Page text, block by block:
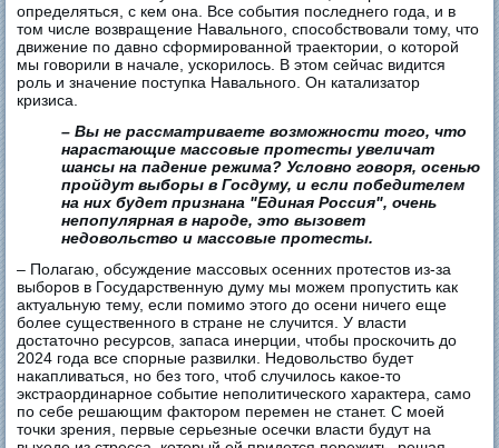
определяться, с кем она. Все события последнего года, и в
том числе возвращение Навального, способствовали тому, что
движение по давно сформированной траектории, о которой
мы говорили в начале, ускорилось. В этом сейчас видится
роль и значение поступка Навального. Он катализатор
кризиса.
– Вы не рассматриваете возможности того, что
нарастающие массовые протесты увеличат
шансы на падение режима? Условно говоря, осенью
пройдут выборы в Госдуму, и если победителем
на них будет признана "Единая Россия", очень
непопулярная в народе, это вызовет
недовольство и массовые протесты.
– Полагаю, обсуждение массовых осенних протестов из-за
выборов в Государственную думу мы можем пропустить как
актуальную тему, если помимо этого до осени ничего еще
более существенного в стране не случится. У власти
достаточно ресурсов, запаса инерции, чтобы проскочить до
2024 года все спорные развилки. Недовольство будет
накапливаться, но без того, чтоб случилось какое-то
экстраординарное событие неполитического характера, само
по себе решающим фактором перемен не станет. С моей
точки зрения, первые серьезные осечки власти будут на